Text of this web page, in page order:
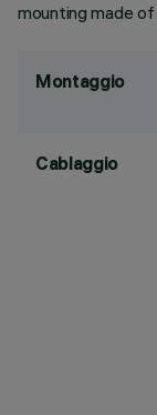
mounting made of
Montaggio
Cablaggio